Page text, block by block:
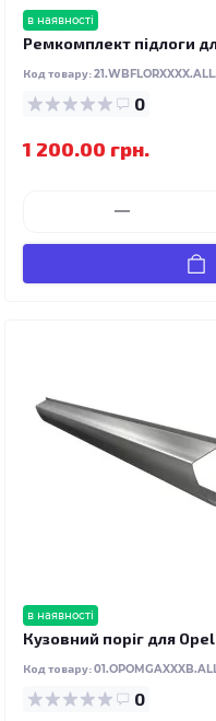
в наявності
Ремкомплект підлоги
Код товару:
0
1 200.00 грн.
в наявності
Кузовний поріг для
Код товару:
0